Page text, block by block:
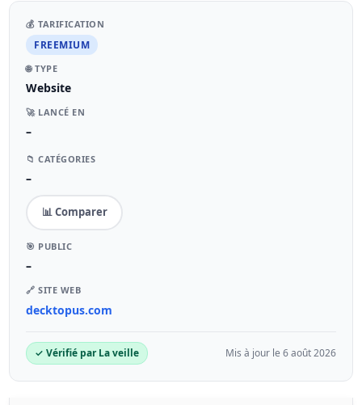
💰 TARIFICATION
FREEMIUM
🌐 TYPE
Website
🚀 LANCÉ EN
–
📁 CATÉGORIES
–
📊 Comparer
🎯 PUBLIC
–
🔗 SITE WEB
decktopus.com
✓ Vérifié par La veille Mis à jour le 6 août 2026